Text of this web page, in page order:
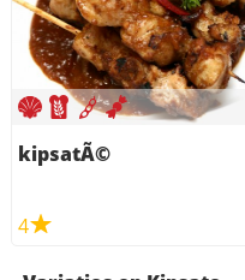
kipsatÃ©
4